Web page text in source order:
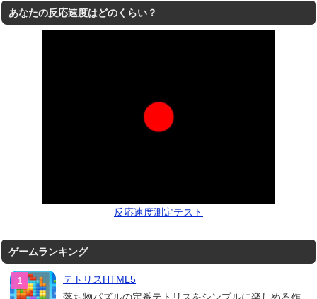
あなたの反応速度はどのくらい？
反応速度測定テスト
ゲームランキング
テトリスHTML5